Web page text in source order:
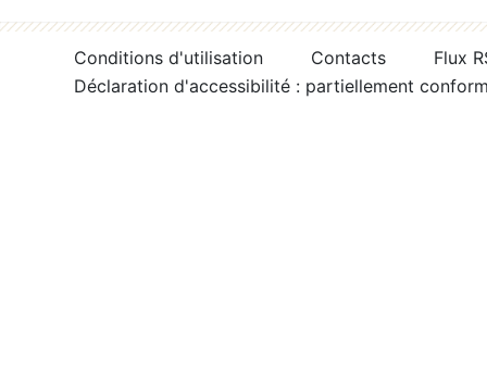
Conditions d'utilisation Contacts
Flux
Déclaration d'accessibilité : partiellement